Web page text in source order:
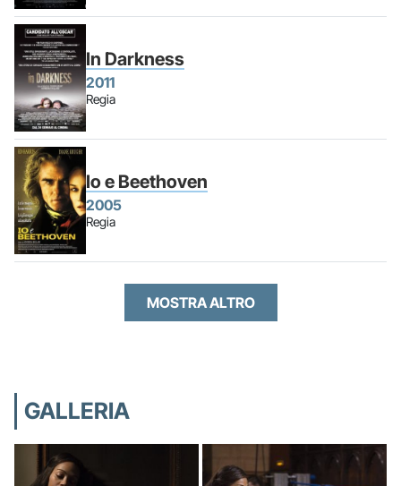
In Darkness
2011
Regia
Io e Beethoven
2005
Regia
MOSTRA ALTRO
GALLERIA